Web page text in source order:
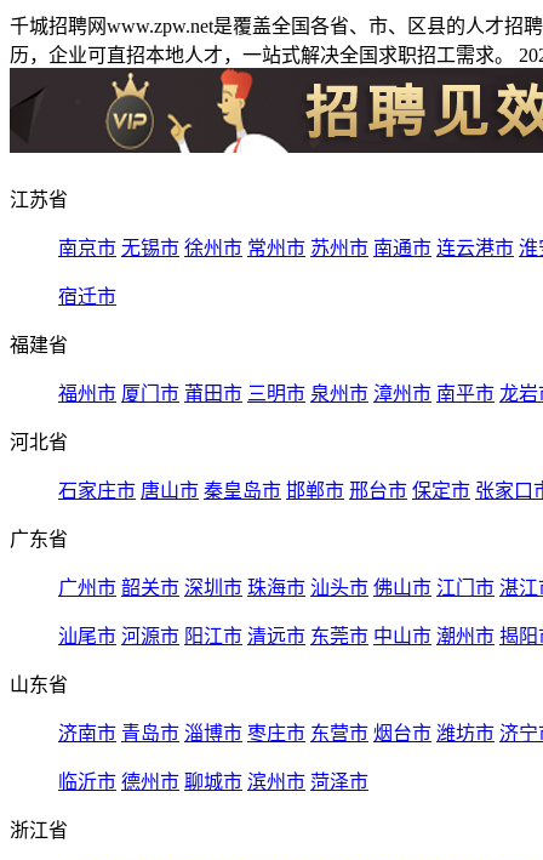
千城招聘网www.zpw.net是覆盖全国各省、市、区县的人才
历，企业可直招本地人才，一站式解决全国求职招工需求。
江苏省
南京市 无锡市 徐州市 常州市 苏州市 南通市 连云港市 淮
宿迁市
福建省
福州市 厦门市 莆田市 三明市 泉州市 漳州市 南平市 龙岩
河北省
石家庄市 唐山市 秦皇岛市 邯郸市 邢台市 保定市 张家口
广东省
广州市 韶关市 深圳市 珠海市 汕头市 佛山市 江门市 湛江
汕尾市 河源市 阳江市 清远市 东莞市 中山市 潮州市 揭阳
山东省
济南市 青岛市 淄博市 枣庄市 东营市 烟台市 潍坊市 济宁
临沂市 德州市 聊城市 滨州市 菏泽市
浙江省